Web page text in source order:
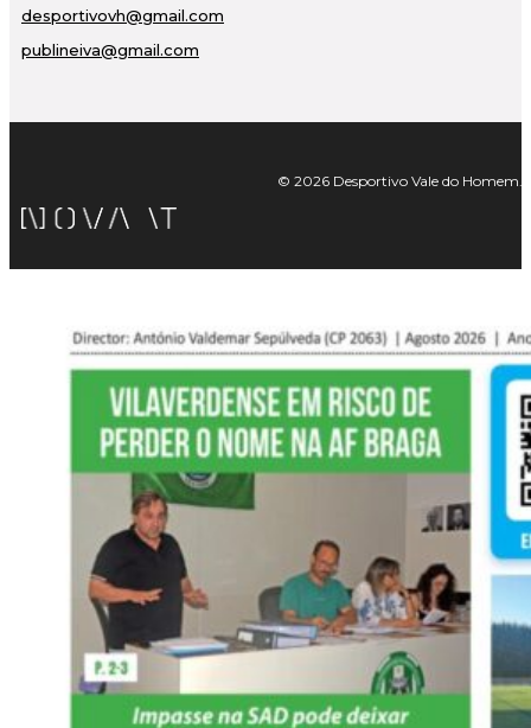
desportivovh@gmail.com
publineiva@gmail.com
© 2026 Desportivo Vale do Homem.